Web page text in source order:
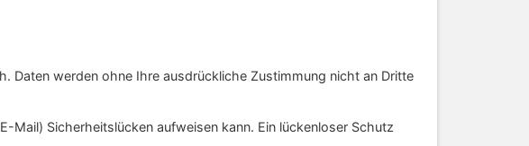
Daten werden ohne Ihre ausdrückliche Zustimmung nicht an Dritte
Mail) Sicherheitslücken aufweisen kann. Ein lückenloser Schutz